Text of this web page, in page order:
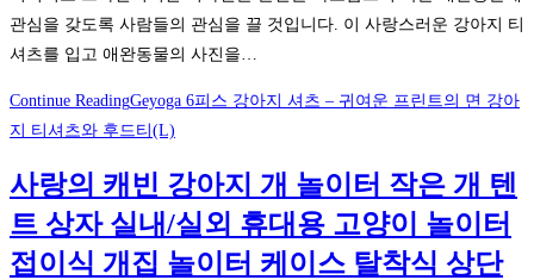
관심을 갖도록 사람들의 관심을 끌 것입니다. 이 사랑스러운 강아지 티
셔츠를 입고 애완동물의 사진을…
Continue ReadingGeyoga 6피스 강아지 셔츠 – 귀여운 프린트의 면 강아
지 티셔츠와 후드티(L)
사랑의 캐빈 강아지 개 놀이터 작은 개 텐
트 상자 실내/실외 휴대용 고양이 놀이터
접이식 개집 놀이터 케이스 탈착식 상단